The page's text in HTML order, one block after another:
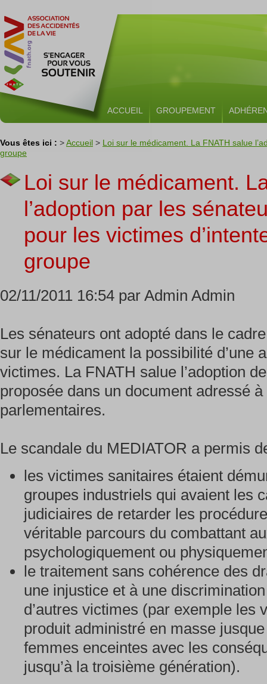
ACCUEIL GROUPEMENT
Vous êtes ici : >Accueil > Loi sur le médicament. La FNATH salue
groupe
Loi sur le médicament.
l’adoption par les
pour les victimes
groupe
02/11/2011 16:54 par Admin Admin
Les sénateurs ont adopté dans le
sur le médicament la possibilité d’une
victimes. La FNATH salue l’adoption
proposée dans un document adressé à
parlementaires.
Le scandale du MEDIATOR a permis
les victimes sanitaires étaient
groupes industriels qui avaient les
judiciaires de retarder les
véritable parcours du combattant
psychologiquement ou
le traitement sans cohérence des
une injustice et à une
d’autres victimes (par exemple les
produit administré en masse
femmes enceintes avec les
jusqu’à la troisième génération).